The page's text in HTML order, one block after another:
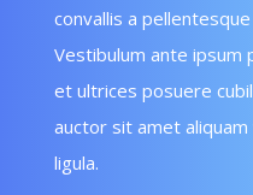
convallis a
Vestibulum ante ipsum
et ultrices posuere
auctor sit amet
ligula.